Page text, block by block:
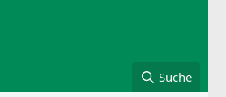
Suche